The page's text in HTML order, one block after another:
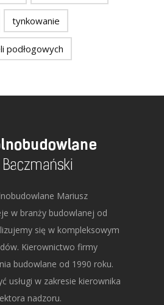
tynkowanie
podłogowych
Mariusz
w branży budowlanej od
się w kompleksowym
Kierownictwo firmy
budowlane od 1990 roku.
usługi w zakresie kierownika
nadzoru.